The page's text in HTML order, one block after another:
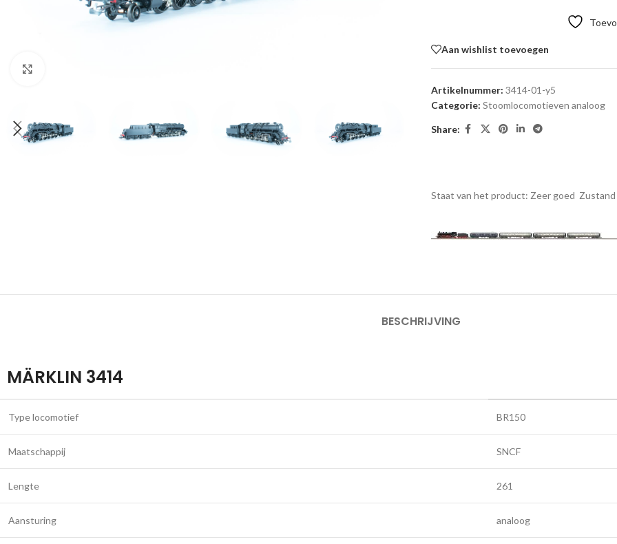
Aan wishlist toevoegen
Artikelnummer: 3414-01-y5
Categorie: Stoomlocomotieven analoog
Share:
Staat van het product: Zeer goed
BESCHRIJVING
MÄRKLIN 3414
Type locomotief BR150
Maatschappij SNCF
Lengte 261
Aansturing analoog